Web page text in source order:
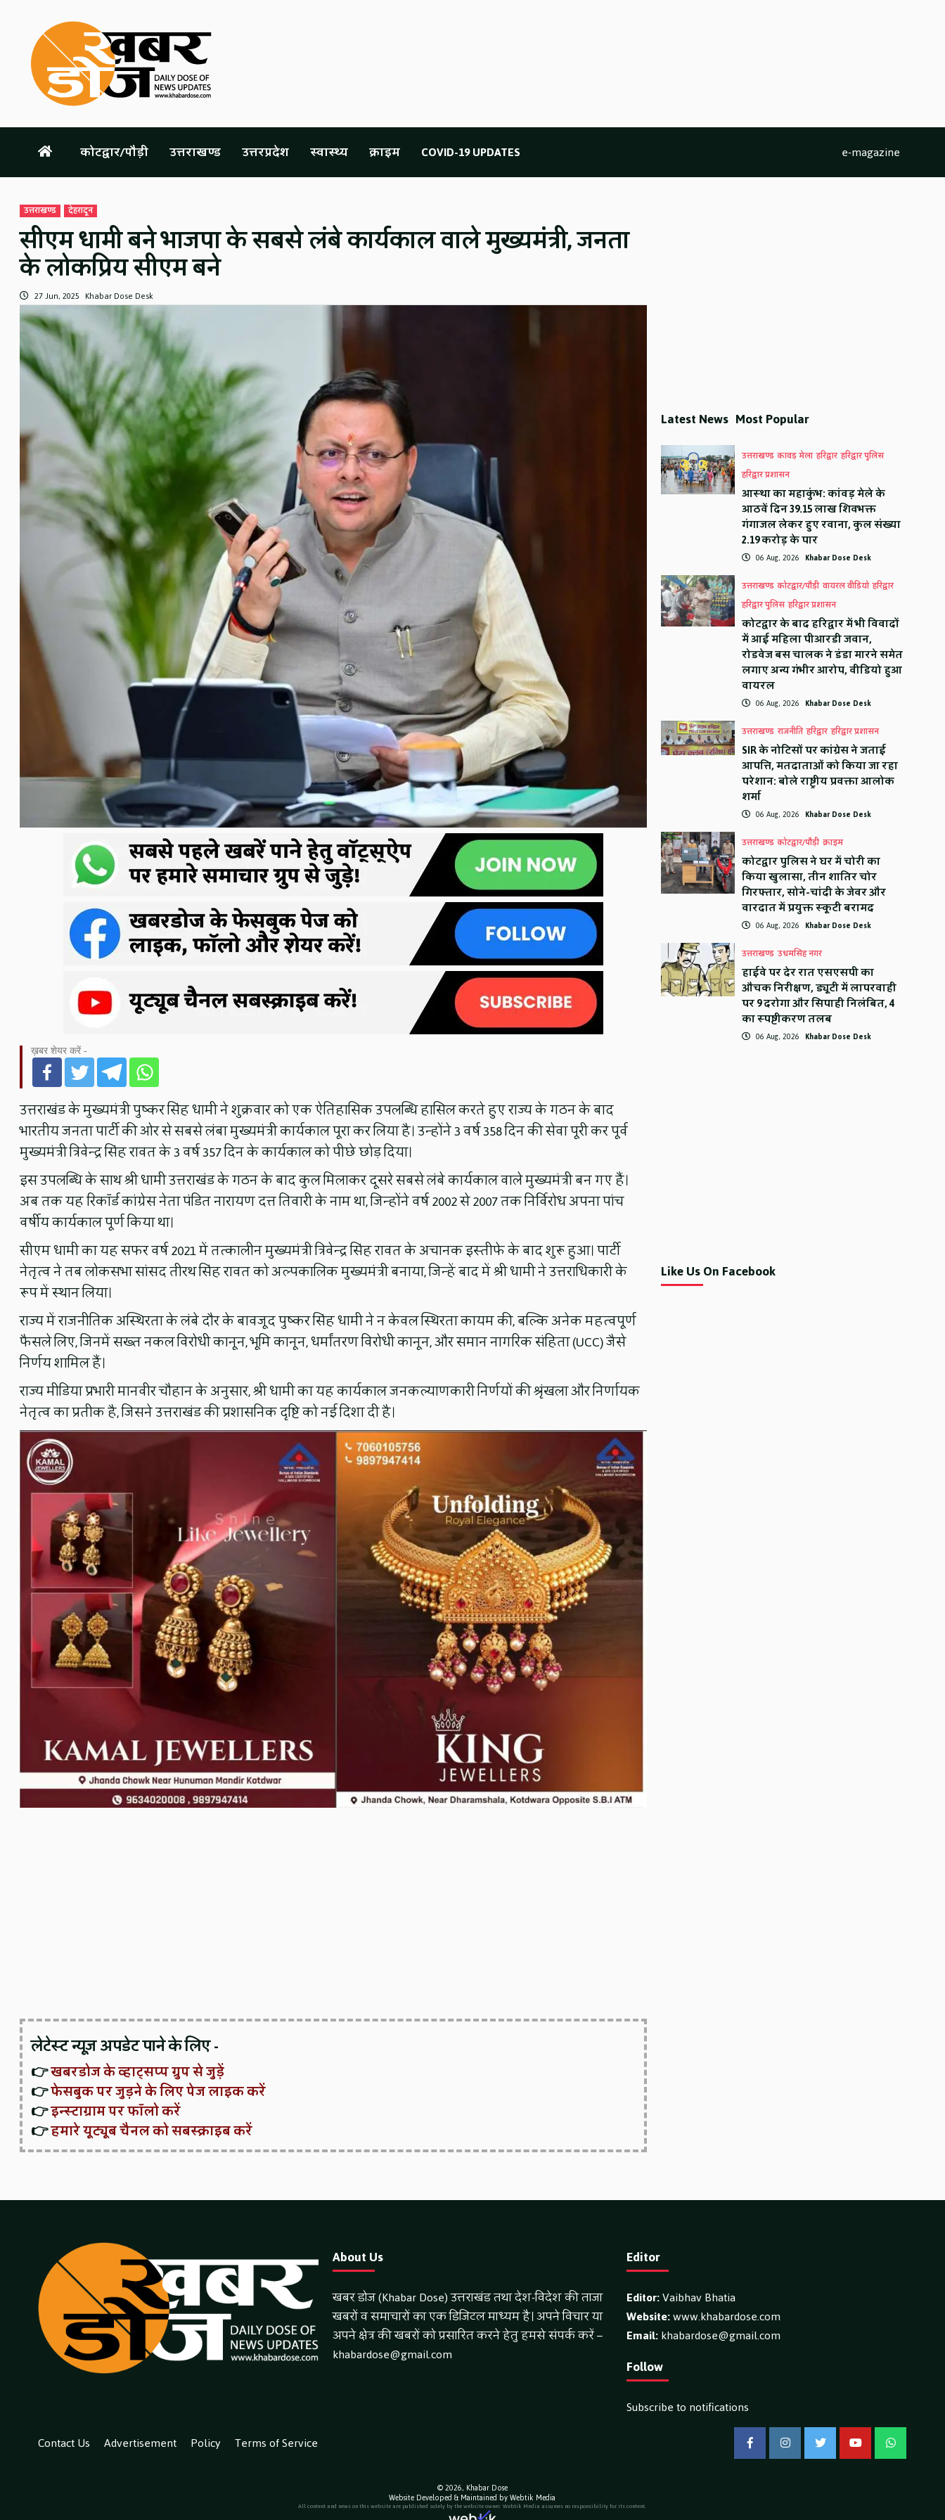
content
कोटद्वार/पौड़ी उत्तराखण्ड उत्तरप्रदेश स्वास्थ्य क्राइम COVID-19 UPDATES e-magazine
उत्तराखण्ड देहरादून
सीएम धामी बने भाजपा के सबसे लंबे कार्यकाल वाले मुख्यमंत्री, जनता
के लोकप्रिय सीएम बने
27 Jun, 2025 Khabar Dose Desk
ख़बर शेयर करें -
उत्तराखंड के मुख्यमंत्री पुष्कर सिंह धामी ने शुक्रवार को एक ऐतिहासिक उपलब्धि हासिल करते हुए राज्य के गठन के बाद
भारतीय जनता पार्टी की ओर से सबसे लंबा मुख्यमंत्री कार्यकाल पूरा कर लिया है। उन्होंने 3 वर्ष 358 दिन की सेवा पूरी कर पूर्व
मुख्यमंत्री त्रिवेन्द्र सिंह रावत के 3 वर्ष 357 दिन के कार्यकाल को पीछे छोड़ दिया।
इस उपलब्धि के साथ श्री धामी उत्तराखंड के गठन के बाद कुल मिलाकर दूसरे सबसे लंबे कार्यकाल वाले मुख्यमंत्री बन गए हैं।
अब तक यह रिकॉर्ड कांग्रेस नेता पंडित नारायण दत्त तिवारी के नाम था, जिन्होंने वर्ष 2002 से 2007 तक निर्विरोध अपना पांच
वर्षीय कार्यकाल पूर्ण किया था।
सीएम धामी का यह सफर वर्ष 2021 में तत्कालीन मुख्यमंत्री त्रिवेन्द्र सिंह रावत के अचानक इस्तीफे के बाद शुरू हुआ। पार्टी
नेतृत्व ने तब लोकसभा सांसद तीरथ सिंह रावत को अल्पकालिक मुख्यमंत्री बनाया, जिन्हें बाद में श्री धामी ने उत्तराधिकारी के
रूप में स्थान लिया।
राज्य में राजनीतिक अस्थिरता के लंबे दौर के बावजूद पुष्कर सिंह धामी ने न केवल स्थिरता कायम की, बल्कि अनेक महत्वपूर्ण
फैसले लिए, जिनमें सख्त नकल विरोधी कानून, भूमि कानून, धर्मांतरण विरोधी कानून, और समान नागरिक संहिता (UCC) जैसे
निर्णय शामिल हैं।
राज्य मीडिया प्रभारी मानवीर चौहान के अनुसार, श्री धामी का यह कार्यकाल जनकल्याणकारी निर्णयों की श्रृंखला और निर्णायक
नेतृत्व का प्रतीक है, जिसने उत्तराखंड की प्रशासनिक दृष्टि को नई दिशा दी है।
लेटेस्ट न्यूज़ अपडेट पाने के लिए -
👉खबरडोज के व्हाट्सप्प ग्रुप से जुड़ें
👉फेसबुक पर जुड़ने के लिए पेज लाइक करें
👉इन्स्टाग्राम पर फॉलो करें
👉हमारे यूट्यूब चैनल को सबस्क्राइब करें
Latest News Most Popular
उत्तराखण्ड कावड़ मेला हरिद्वार हरिद्वार पुलिस
हरिद्वार प्रशासन
आस्था का महाकुंभ: कांवड़ मेले के
आठवें दिन 39.15 लाख शिवभक्त
गंगाजल लेकर हुए रवाना, कुल संख्या
2.19 करोड़ के पार
06 Aug, 2026 Khabar Dose Desk
उत्तराखण्ड कोटद्वार/पौड़ी वायरल वीडियो हरिद्वार
हरिद्वार पुलिस हरिद्वार प्रशासन
कोटद्वार के बाद हरिद्वार में भी विवादों
में आई महिला पीआरडी जवान,
रोडवेज बस चालक ने डंडा मारने समेत
लगाए अन्य गंभीर आरोप, वीडियो हुआ
वायरल
06 Aug, 2026 Khabar Dose Desk
उत्तराखण्ड राजनीति हरिद्वार हरिद्वार प्रशासन
SIR के नोटिसों पर कांग्रेस ने जताई
आपत्ति, मतदाताओं को किया जा रहा
परेशान: बोले राष्ट्रीय प्रवक्ता आलोक
शर्मा
06 Aug, 2026 Khabar Dose Desk
उत्तराखण्ड कोटद्वार/पौड़ी क्राइम
कोटद्वार पुलिस ने घर में चोरी का
किया खुलासा, तीन शातिर चोर
गिरफ्तार, सोने-चांदी के जेवर और
वारदात में प्रयुक्त स्कूटी बरामद
06 Aug, 2026 Khabar Dose Desk
उत्तराखण्ड उधमसिंह नगर
हाईवे पर देर रात एसएसपी का
औचक निरीक्षण, ड्यूटी में लापरवाही
पर 9 दरोगा और सिपाही निलंबित, 4
का स्पष्टीकरण तलब
06 Aug, 2026 Khabar Dose Desk
Like Us On Facebook
About Us
खबर डोज (Khabar Dose) उत्तराखंड तथा देश-विदेश की ताजा
खबरों व समाचारों का एक डिजिटल माध्यम है। अपने विचार या
अपने क्षेत्र की खबरों को प्रसारित करने हेतु हमसे संपर्क करें –
khabardose@gmail.com
Editor
Editor:Vaibhav Bhatia
Website:www.khabardose.com
Email:khabardose@gmail.com
Follow
Subscribe to notifications
Contact Us
Advertisement Policy Terms of Service FacebookInstagramTwitter YouTubeWhatsApp
© 2026, Khabar Dose
Website Developed & Maintained by Webtik Media
All content and news on this website are published solely by the website owner. Webtik Media assumes no responsibility for its content.